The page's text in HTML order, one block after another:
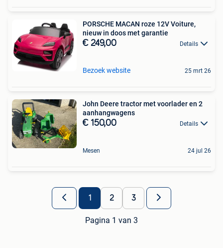
PORSCHE MACAN roze 12V Voiture,
nieuw in doos met garantie
€ 249,00 Details
Bezoek website 25 mrt 26
John Deere tractor met voorlader en 2
aanhangwagens
€ 150,00 Details
Mesen 24 jul 26
1 2 3
Pagina 1 van 3